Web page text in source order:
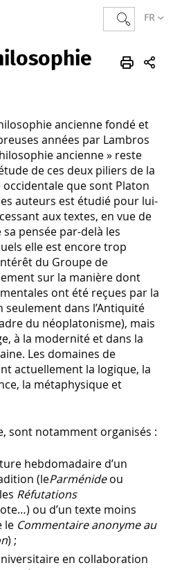
FR
de recherche
de la philosophie
ancienne fondé et
années par Lambros
ancienne » reste
de ces deux piliers de la
que sont Platon
auteurs est étudié pour lui-
aux textes, en vue de
pensée par-delà les
elle est encore trop
du Groupe de
sur la manière dont
ont été reçues par la
dans l’Antiquité
du néoplatonisme), mais
à la modernité et dans la
Les domaines de
actuellement la logique, la
la métaphysique et
sont notamment organisés :
hebdomadaire d’un
(leParménideou
Réfutations
ou d’un texte moins
le Commentaire anonyme au
) ;
en collaboration